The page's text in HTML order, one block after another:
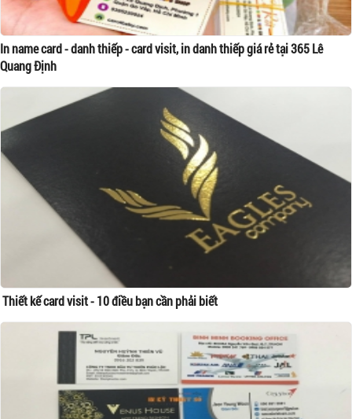
In name card - danh thiếp - card visit, in danh thiếp giá rẻ tại 365 Lê
Quang Định
Thiết kế card visit - 10 điều bạn cần phải biết